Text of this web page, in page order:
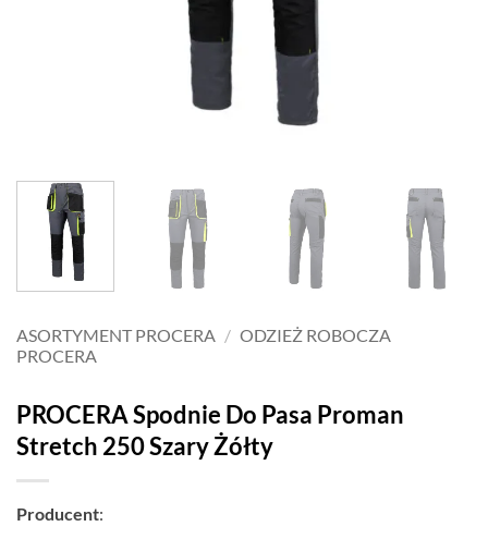
ASORTYMENT PROCERA / ODZIEŻ ROBOCZA
PROCERA
PROCERA Spodnie Do Pasa Proman
Stretch 250 Szary Żółty
Producent: